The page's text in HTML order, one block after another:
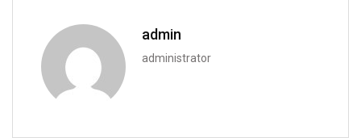
admin
administrator